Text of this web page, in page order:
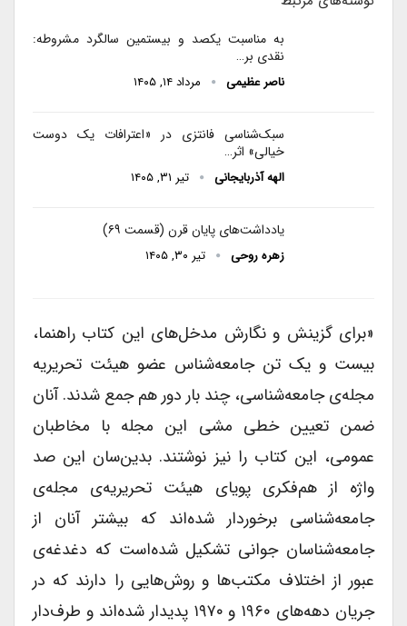
به مناسبت یکصد و بیستمین سالگرد مشروطه:
نقدی بر…
ناصر عظیمی مرداد ۱۴, ۱۴۰۵
سبک‌شناسی فانتزی در «اعترافات یک دوست
خیالی» اثر…
الهه آذربایجانی تیر ۳۱, ۱۴۰۵
یادداشت‌های پایان قرن (قسمت ۶۹)
زهره روحی تیر ۳۰, ۱۴۰۵
«برای گزینش و نگارش مدخل‌های این کتاب راهنما،
بیست و یک تن جامعه‌شناس عضو هیئت تحریریه
مجله‌ی جامعه‌شناسی، چند بار دور هم جمع شدند. آنان
ضمن تعیین خطی مشی این مجله با مخاطبان
عمومی، این کتاب را نیز نوشتند. بدین‌سان این صد
واژه از هم‌فکری پویای هیئت تحریریه‌ی مجله‌ی
جامعه‌شناسی برخوردار شده‌اند که بیشتر آنان از
جامعه‌شناسان جوانی تشکیل شده‌است که دغدغه‌ی
عبور از اختلاف‌ مکتب‌ها و روش‌هایی را دارند که در
جریان دهه‌های ۱۹۶۰ و ۱۹۷۰ پدیدار شده‌اند و طرف‌دار